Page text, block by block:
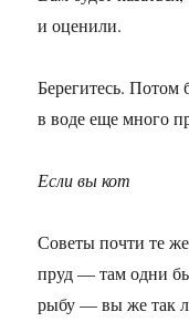
и оценили.
Берегитесь. Потом
в воде еще много
Если вы кот
Советы почти те
пруд — там одни
рыбу — вы же так